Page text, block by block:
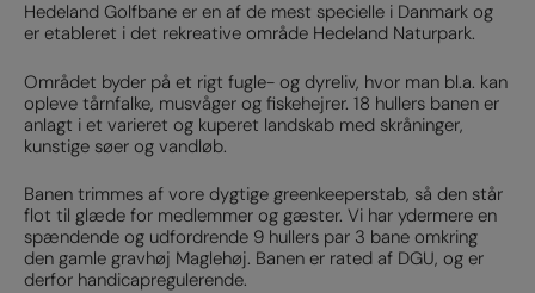
Hedeland Golfbane er en af de mest specielle i Danmark og
er etableret i det rekreative område Hedeland Naturpark.
Området byder på et rigt fugle- og dyreliv, hvor man bl.a. kan
opleve tårnfalke, musvåger og fiskehejrer. 18 hullers banen er
anlagt i et varieret og kuperet landskab med skråninger,
kunstige søer og vandløb.
Banen trimmes af vore dygtige greenkeeperstab, så den står
flot til glæde for medlemmer og gæster. Vi har ydermere en
spændende og udfordrende 9 hullers par 3 bane omkring
den gamle gravhøj Maglehøj. Banen er rated af DGU, og er
derfor handicapregulerende.